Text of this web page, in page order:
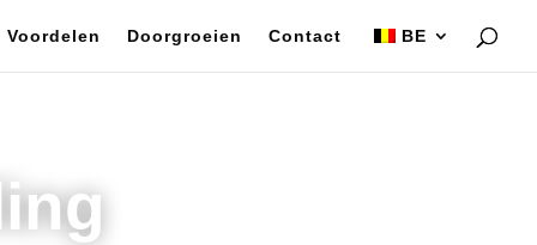
Voordelen Doorgroeien Contact BE